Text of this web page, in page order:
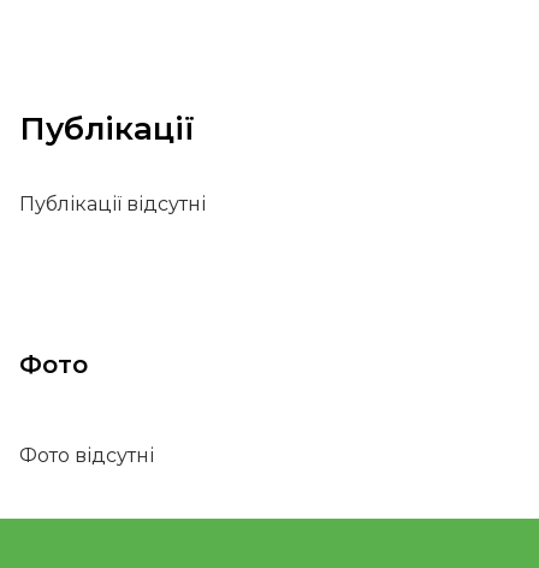
Публікації
Публікації відсутні
Фото
Фото відсутні